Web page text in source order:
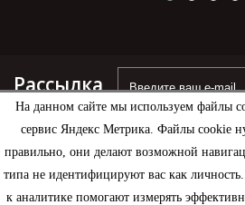
На данном сайте мы используем файлы
сервис Яндекс Метрика. Файлы cookie
правильно, они делают возможной
типа не идентифицируют вас как
к аналитике помогают измерять
Рассылка
Информация